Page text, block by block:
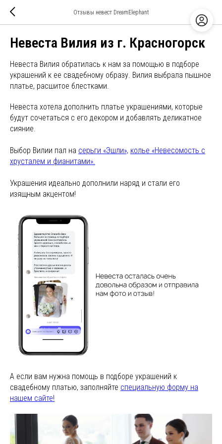
Отзывы невест DreamElephant
Невеста Вилия из г. Красногорск
Невеста Вилия обратилась к нам за помощью в подборе
украшений к ее свадебному образу. Вилия выбрала пышное
платье, расшитое блестками.
Невеста хотела дополнить платье украшениями, которые
будут сочетаться с его декором и добавлять деликатное
сияние.
Выбор Вилии пал на серьги «Эшли», колье «Невесомость с
хрусталем и фианитами».
Украшения идеально дополнили наряд и стали его
изящным акцентом!
А если вам нужна помощь в подборе украшений к
свадебному платью, заполняйте специальную форму на
нашем сайте!